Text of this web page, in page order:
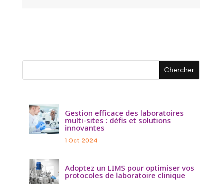
Gestion efficace des laboratoires
multi-sites : défis et solutions
innovantes
1 Oct 2024
Adoptez un LIMS pour optimiser vos
protocoles de laboratoire clinique